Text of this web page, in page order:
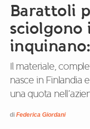
Barattoli
sciolgono
Il materiale,
nasce in Finlandia
una quota
di Federica Giordani